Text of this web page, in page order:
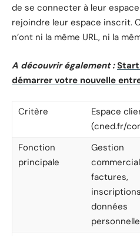
de se connecter à leur
rejoindre leur espace inscrit.
n’ont ni la même URL, ni la
A découvrir également :
démarrer votre nouvelle
Critère
Espace
(cned.fr/
Fonction
principale
Gestion
factures,
données